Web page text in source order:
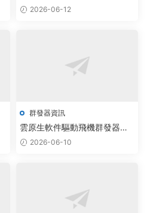
提升紙飛機批量拉人助手永久
2026-06-12
群發器資訊
雲原生軟件驅動飛機群發器，
大模型賦能電報批量群發實現
2026-06-10